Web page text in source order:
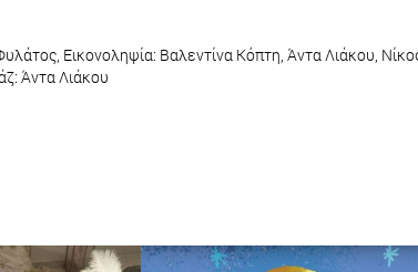
Εικονοληψία: Βαλεντίνα Κόπτη, Άντα Λιάκου,
Άντα Λιάκου